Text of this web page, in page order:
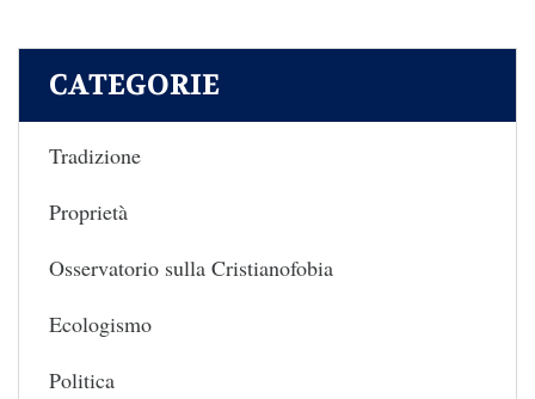
CATEGORIE
Tradizione
Proprietà
Osservatorio sulla Cristianofobia
Ecologismo
Politica